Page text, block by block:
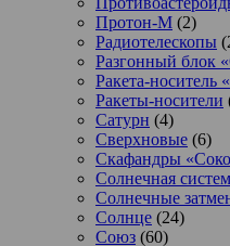
Протон-М (2)
Радиотелескопы
Разгонный блок
Ракета-носитель
Ракеты-носители
Сатурн (4)
Сверхновые (6)
Скафандры
Солнечная
Солнечные
Солнце (24)
Союз (60)